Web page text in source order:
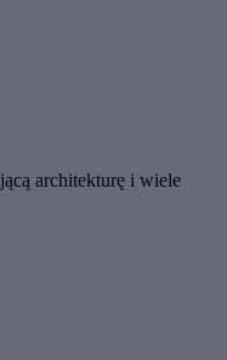
architekturę i wiele